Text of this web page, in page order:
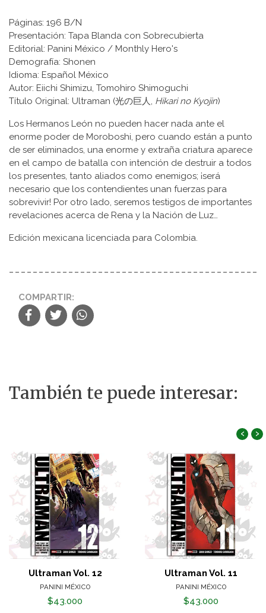
Páginas: 196 B/N
Presentación: Tapa Blanda con Sobrecubierta
Editorial: Panini México / Monthly Hero's
Demografía: Shonen
Idioma: Español México
Autor: Eiichi Shimizu, Tomohiro Shimoguchi
Título Original: Ultraman (光の巨人, Hikari no Kyojin)
Los Hermanos León no pueden hacer nada ante el
enorme poder de Moroboshi, pero cuando están a punto
de ser eliminados, una enorme y extraña criatura aparece
en el campo de batalla con intención de destruir a todos
los presentes, tanto aliados como enemigos; ¡será
necesario que los contendientes unan fuerzas para
sobrevivir! Por otro lado, seremos testigos de importantes
revelaciones acerca de Rena y la Nación de Luz…
Edición mexicana licenciada para Colombia.
COMPARTIR:
También te puede interesar:
Ultraman Vol. 12
PANINI MÉXICO
$43.000
Ultraman Vol. 11
PANINI MÉXICO
$43.000
‹ ›